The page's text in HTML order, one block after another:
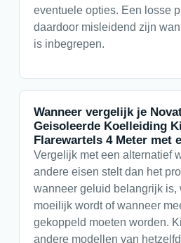
eventuele opties. Een losse
daardoor misleidend zijn
is inbegrepen.
Wanneer vergelijk je
Geisoleerde Koelleiding
Flarewartels 4 Meter met
Vergelijk met een alternatief
andere eisen stelt dan het
wanneer geluid belangrijk is,
moeilijk wordt of wanneer
gekoppeld moeten worden.
andere modellen van